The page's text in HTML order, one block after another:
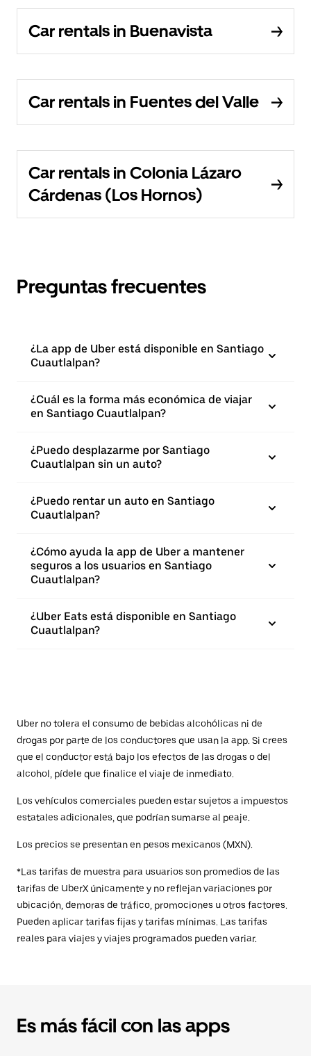
Car rentals in Buenavista
Car rentals in Fuentes del Valle
Car rentals in Colonia Lázaro
Cárdenas (Los Hornos)
Preguntas frecuentes
¿La app de Uber está disponible en Santiago
Cuautlalpan?
¿Cuál es la forma más económica de viajar
en Santiago Cuautlalpan?
¿Puedo desplazarme por Santiago
Cuautlalpan sin un auto?
¿Puedo rentar un auto en Santiago
Cuautlalpan?
¿Cómo ayuda la app de Uber a mantener
seguros a los usuarios en Santiago
Cuautlalpan?
¿Uber Eats está disponible en Santiago
Cuautlalpan?
Uber no tolera el consumo de bebidas alcohólicas ni de
drogas por parte de los conductores que usan la app. Si crees
que el conductor está bajo los efectos de las drogas o del
alcohol, pídele que finalice el viaje de inmediato.
Los vehículos comerciales pueden estar sujetos a impuestos
estatales adicionales, que podrían sumarse al peaje.
Los precios se presentan en pesos mexicanos (MXN).
*Las tarifas de muestra para usuarios son promedios de las
tarifas de UberX únicamente y no reflejan variaciones por
ubicación, demoras de tráfico, promociones u otros factores.
Pueden aplicar tarifas fijas y tarifas mínimas. Las tarifas
reales para viajes y viajes programados pueden variar.
Es más fácil con las apps